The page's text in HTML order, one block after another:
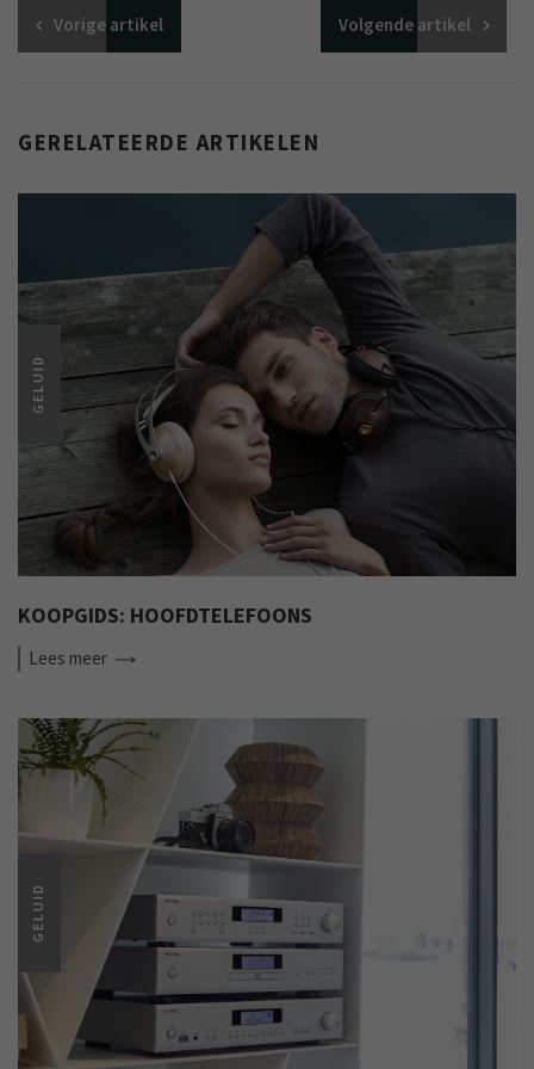
Vorigeartikel Volgendeartikel
GERELATEERDE ARTIKELEN
GELUID
KOOPGIDS: HOOFDTELEFOONS
Lees meer
GELUID